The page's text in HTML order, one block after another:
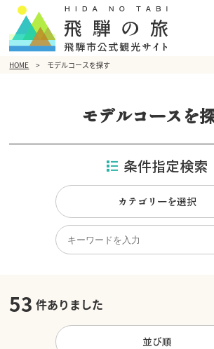
HOME モデルコースを探す
モデルコースを
条件指定検索
カテゴリーを選択
53 件ありました
並び順